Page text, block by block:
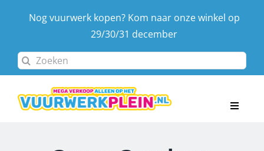
Nog vuurwerk kopen? Kom naar onze winkel op
29/30/31 december
Zoeken
naar:
Toggle